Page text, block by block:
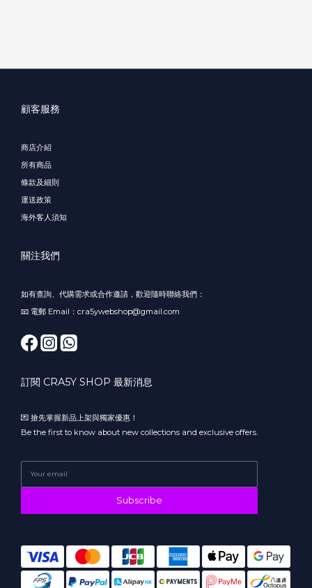
顧客服務
商店介紹
所有商品
條款及細則
運送政策
海外客人須知
關注我們
如有查詢、代購需求或合作邀請，歡迎隨時聯絡我們：
📧 電郵 Email：cra5ywebshop@gmail.com
訂閱 CRA5Y SHOP 最新消息
💌 搶先掌握新品上架與獨家優惠！
Be the first to know about new collections and exclusive offers.
Subscribe